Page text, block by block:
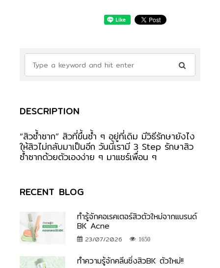
DESCRIPTION
“สิวซ้ำซาก” สิวที่ขึ้นซ้ำ ๆ อยู่ที่เดิม มีวิธีรักษายังไง
ให้สิวไม่กลับมาเป็นอีก วันนี้เรามี 3 Step รักษาสิว
ซ้ำซากด้วยตัวเองง่าย ๆ มาแชร์เพื่อน ๆ
RECENT BLOG
ทำรู้จักคอเรคเตอร์สิวตัวใหม่จากแบรนด์
BK Acne
23/07/2026 1650
ทำความรู้จักคลีนซิ่งสิวBK ตัวใหม่!!